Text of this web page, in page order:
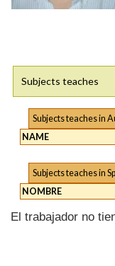
Subjects teaches
Subjects teaches in
NAME
Subjects teaches in
NOMBRE
El trabajador no